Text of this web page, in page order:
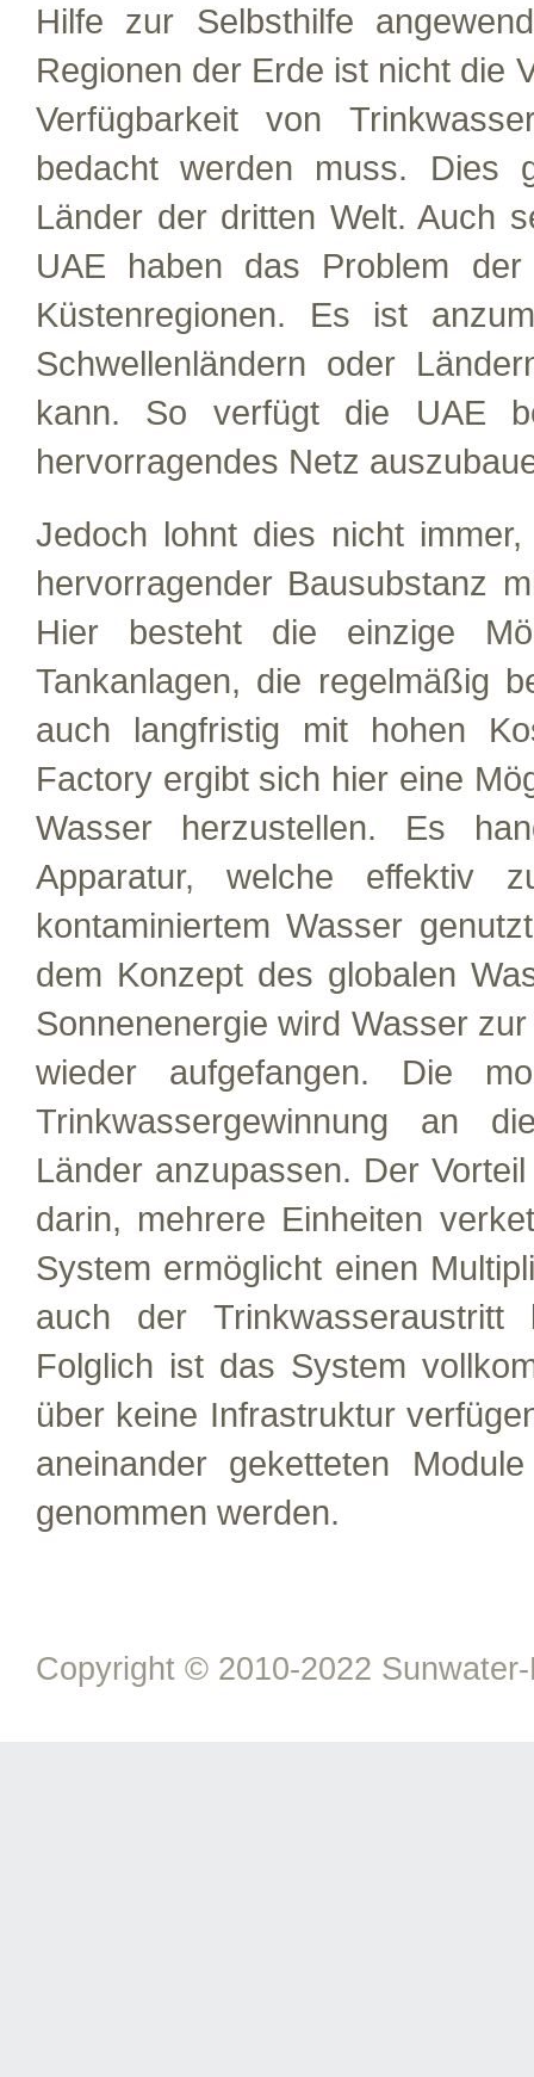
Hilfe zur Selbsthilfe
Regionen der Erde ist nicht die
Verfügbarkeit von
bedacht werden muss. Dies
Länder der dritten Welt. Auch
UAE haben das Problem der
Küstenregionen. Es ist
Schwellenländern oder
kann. So verfügt die UAE
hervorragendes Netz
Jedoch lohnt dies nicht
hervorragender Bausubstanz
Hier besteht die einzige
Tankanlagen, die regelmäßig
auch langfristig mit hohen
Factory ergibt sich hier eine
Wasser herzustellen. Es
Apparatur, welche effektiv
kontaminiertem Wasser
dem Konzept des globalen
Sonnenenergie wird Wasser
wieder aufgefangen. Die
Trinkwassergewinnung an
Länder anzupassen. Der
darin, mehrere Einheiten
System ermöglicht einen
auch der Trinkwasseraustritt
Folglich ist das System
über keine Infrastruktur
aneinander geketteten
genommen werden.
Copyright © 2010-2022